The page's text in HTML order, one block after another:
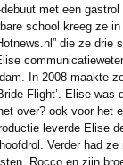
met een
school kreeg ze
die ze drie
In 2008 maakte
Flight’. Elise was
over? ook voor het
leverde Elise
Verder had ze
Rocco en zijn